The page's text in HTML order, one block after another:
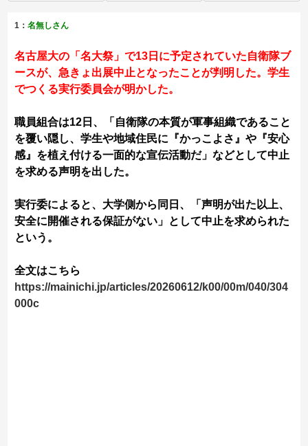
1：名無しさん
名古屋大の「名大祭」で13日に予定されていた自衛隊ブ
ースが、急きょ出展中止となったことが判明した。学生
でつくる実行委員会が明かした。
職員組合は12日、「自衛隊の本質が軍事組織であること
を覆い隠し、学生や地域住民に『かっこよさ』や『安心
感』を植え付ける一面的な宣伝活動だ」などとして中止
を求める声明を出した。
実行委によると、大学側から同日、「声明が出た以上、
安全に開催される保証がない」として中止を求められた
という。
全文はこちら
https://mainichi.jp/articles/20260612/k00/00m/040/304
000c